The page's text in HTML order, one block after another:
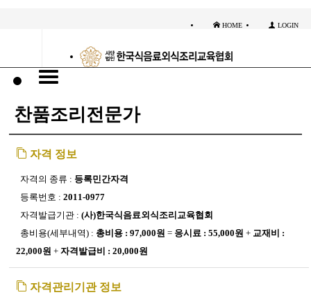
HOME LOGIN
찬품조리전문가
자격 정보
자격의 종류 : 등록민간자격
등록번호 :2011-0977
자격발급기관 :(사)한국식음료외식조리교육협회
총비용(세부내역) : 총비용 : 97,000원 = 응시료 : 55,000원 + 교재비 :
22,000원 +자격발급비 : 20,000원
자격관리기관 정보